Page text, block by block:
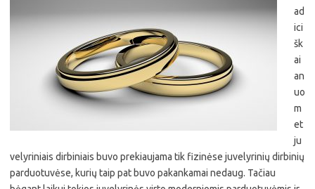
ad
ici
šk
ai
an
uo
m
et
ju
velyriniais dirbiniais buvo prekiaujama tik fizinėse juvelyrinių dirbinių
parduotuvėse, kurių taip pat buvo pakankamai nedaug. Tačiau